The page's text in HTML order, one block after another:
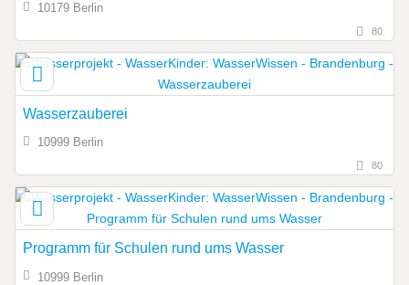
10179 Berlin
80
Wasserzauberei
10999 Berlin
80
Programm für Schulen rund ums Wasser
10999 Berlin